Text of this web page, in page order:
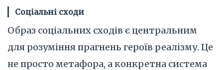
Соціальні сходи
Образ соціальних сходів є центральним
для розуміння прагнень героїв реалізму. Це
не просто метафора, а конкретна система